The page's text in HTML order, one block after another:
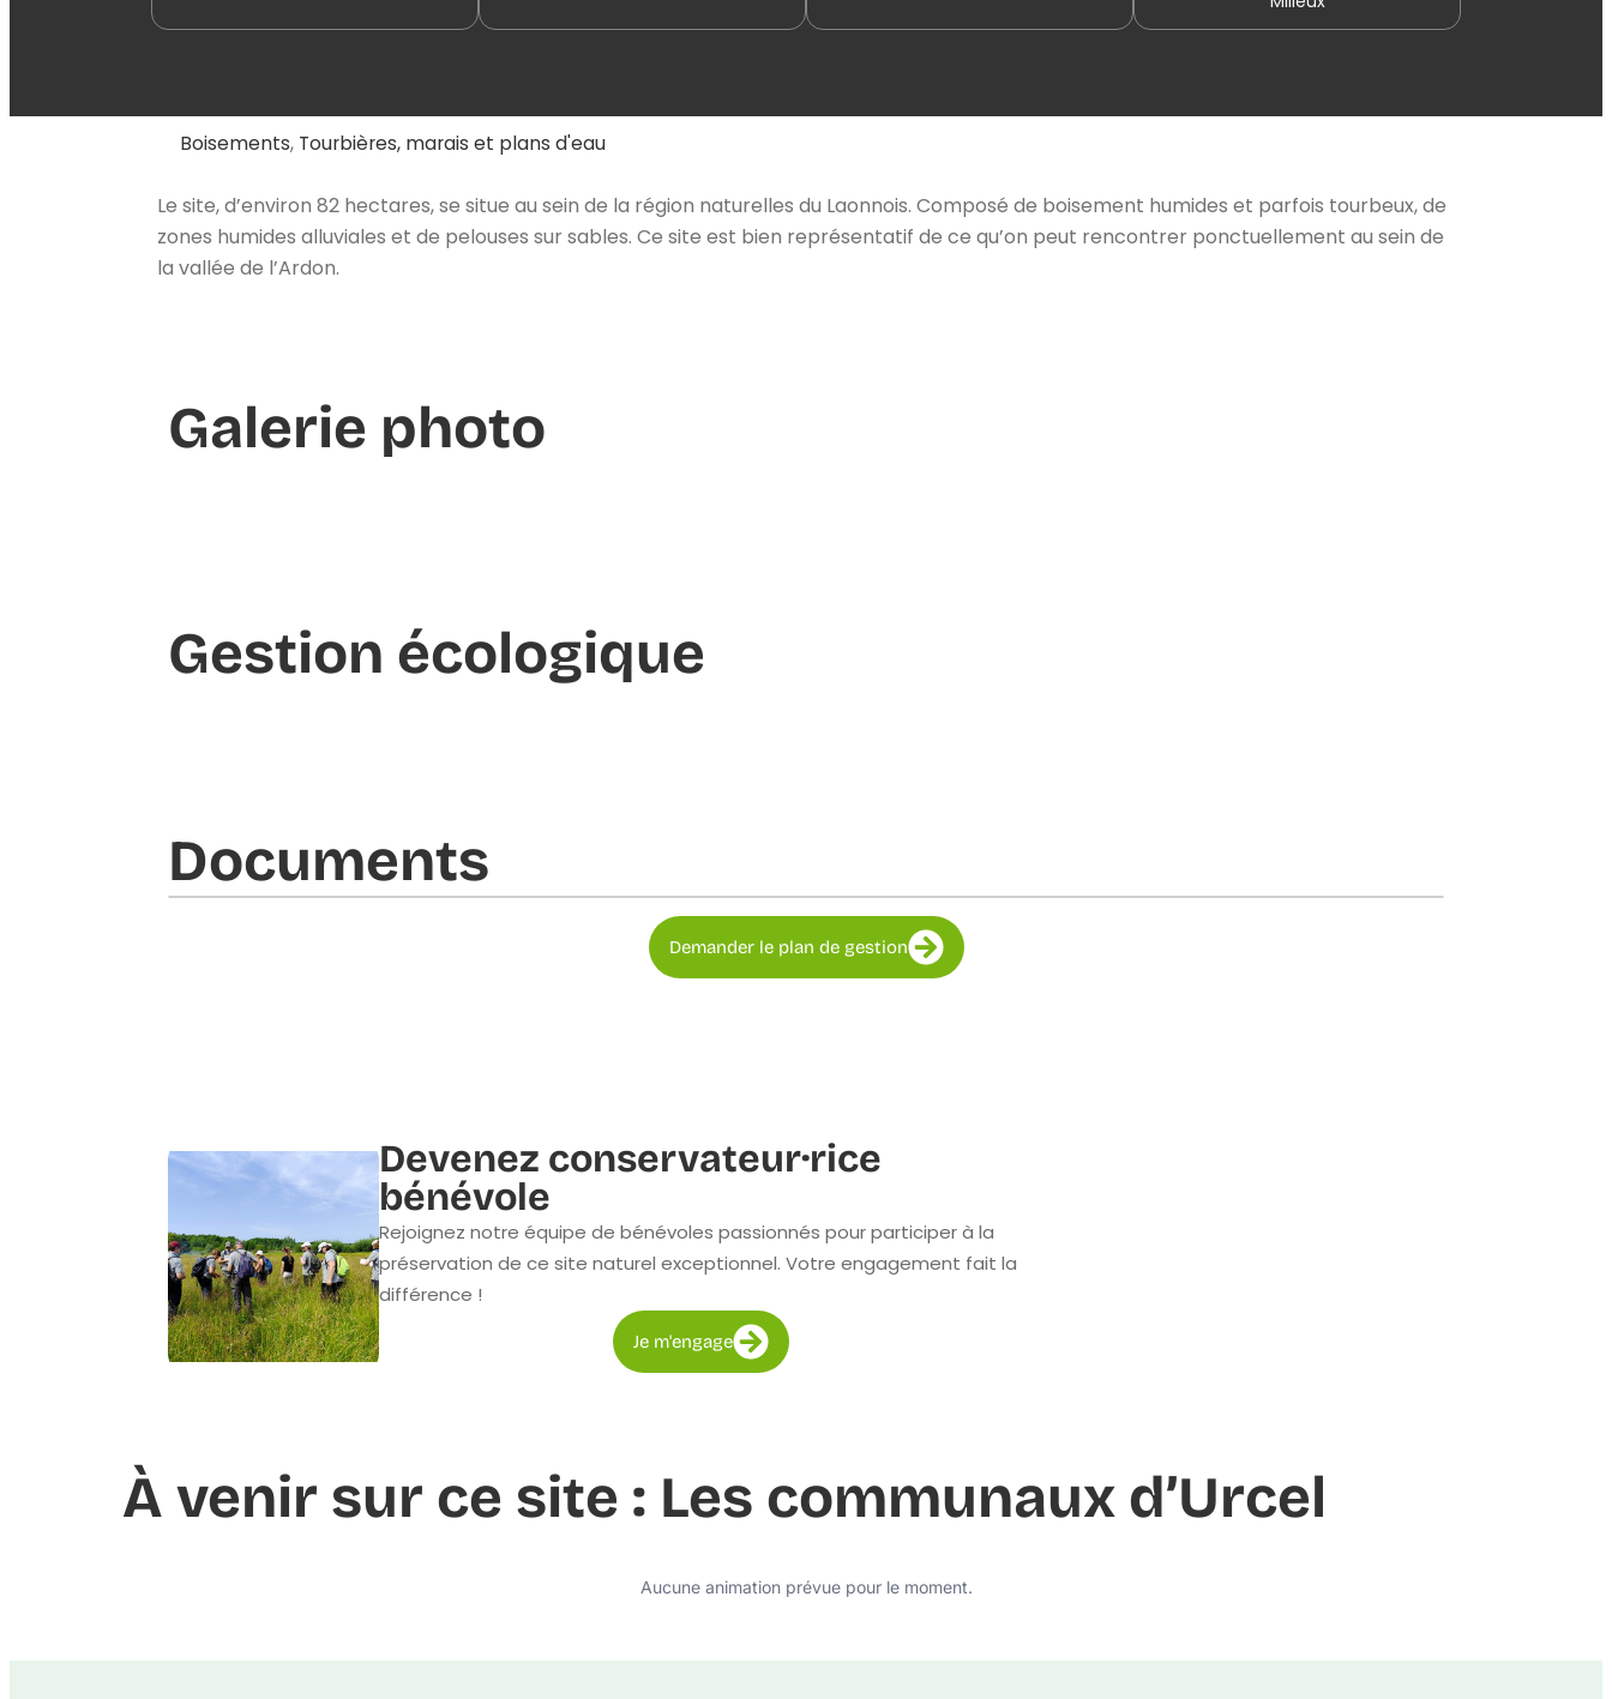
Boisements, Tourbières, marais et plans d'eau
Le site, d’environ 82 hectares, se situe au sein de la région naturelles du Laonnois. Composé de boisement humides et parfois tourbeux, de
zones humides alluviales et de pelouses sur sables. Ce site est bien représentatif de ce qu’on peut rencontrer ponctuellement au sein de
la vallée de l’Ardon.
Galerie photo
Gestion écologique
Documents​
Demander le plan de gestion
Devenez conservateur·rice
bénévole
Rejoignez notre équipe de bénévoles passionnés pour participer à la
préservation de ce site naturel exceptionnel. Votre engagement fait la
différence !
Je m'engage
À venir sur ce site : Les communaux d’Urcel
Aucune animation prévue pour le moment.